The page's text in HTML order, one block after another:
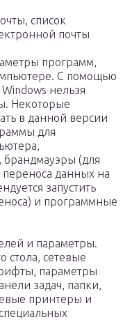
список
почты
программ,
С помощью
нельзя
Некоторые
в данной версии
для
(для
переноса данных на
запустить
и программные
и параметры.
стола, сетевые
параметры
задач, папки,
принтеры и